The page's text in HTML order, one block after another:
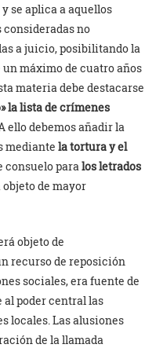
se aplica a aquellos
no
a juicio, posibilitando la
máximo de cuatro años
materia debe destacarse
la lista de crímenes
ello debemos añadir la
mediante latortura y el
consuelo paralos letrados
de mayor
objeto de
recurso de reposición
sociales, era fuente de
poder central las
locales. Las alusiones
de la llamada